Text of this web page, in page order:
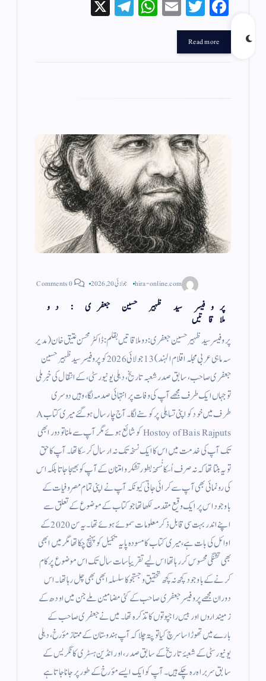
Fa
ce
bo
ok
T
wi
r
E
m
W
ha
Te
le
Read more
hira-online.com جولائی 20, 2026
پروفیسر سید ظہیر حسین جعفری : دو
ملاقاتیں
پروفیسر سید ظہیر حسین جعفری: دو ملاقاتیں بقلم: ڈاکٹر محسن عتیق خان (مدیر
سہ ماہی عربی مجلہ اقلام الہند) 13 جولائی 2026 کو پروفیسر سید ظہیر حسین
جعفری صاحب، سابق صدر شعبہ تاریخ، دہلی یونیورسٹی، کے انتقال کی خبر ملی
تو جہاں ایک طرف مجھے آپ کی وفات پر انتہائی صدمہ لگا، وہیں دوسری
طرف میں خود کو اپنی تساہلی پر کوسنے لگا۔ آج چار سال ہو گئے میری کتاب A
Hostoy of Bais Rajputs کو شائع ہوئے مگر آپ سے ملنا تو دور ابھی
تک آپ کی خدمت میں اس کا ایک نسخہ تک نہ ارسال کر سکا تھا۔ آپ کا حق
تو یہ بنتا تھا کہ نہ صرف اُسکا نُسخہ بطور تشکر و امتنان کے آپ کو بھیجا جاتا بلکہ اس
کی رونمائی بھی آپ سے کرائی جاتی کیونکہ آپ نے اپنی تمام مصروفیات کے
باوجود اس پر ایک وقیع مقدمہ لکھا تھا جو کتاب کے موضوع کے تعلق سے
اپنے اندر بہت سی قابل ذکر معلومات سموئے ہوئے تھا۔ یہ سن 2020 کے
اوائل کی بات ہے، میری کتاب کا مسودہ پایہ تکمیل کو پہنچ چکا تھا مگر میں ابھی
بھی تشنگی محسوس کر رہا تھا اس لیے تقریباً سات سال تک اس موضوع پر کام
کرنے کے باوجود کچھ نہ کچھ تحقیق و جستجو کا سلسلہ ابھی بھی چل رہا تھا۔ اس
دوران مجھے پروفیسر جعفری صاحب کے کئی مضامين ملے جن میں اودھ کے
زمینداروں اور بیس راجپوتوں کا تذکرہ تھا۔ میں نے جعفری صاحب کے
بارے میں تھوڑا سا سرچ کیا تو پتہ چلا کہ آپ ہندوستان کے ممتاز مؤرخ، دہلی
یونیورسٹی کے شعبۂ تاریخ کے سابق صدر، اور انڈین ہسٹری کانگریس کے
سابق سربراہ رہ چکے ہیں۔ آپ کو ایک ایسے مؤرخ کے طور پر جانا جاتا ہے